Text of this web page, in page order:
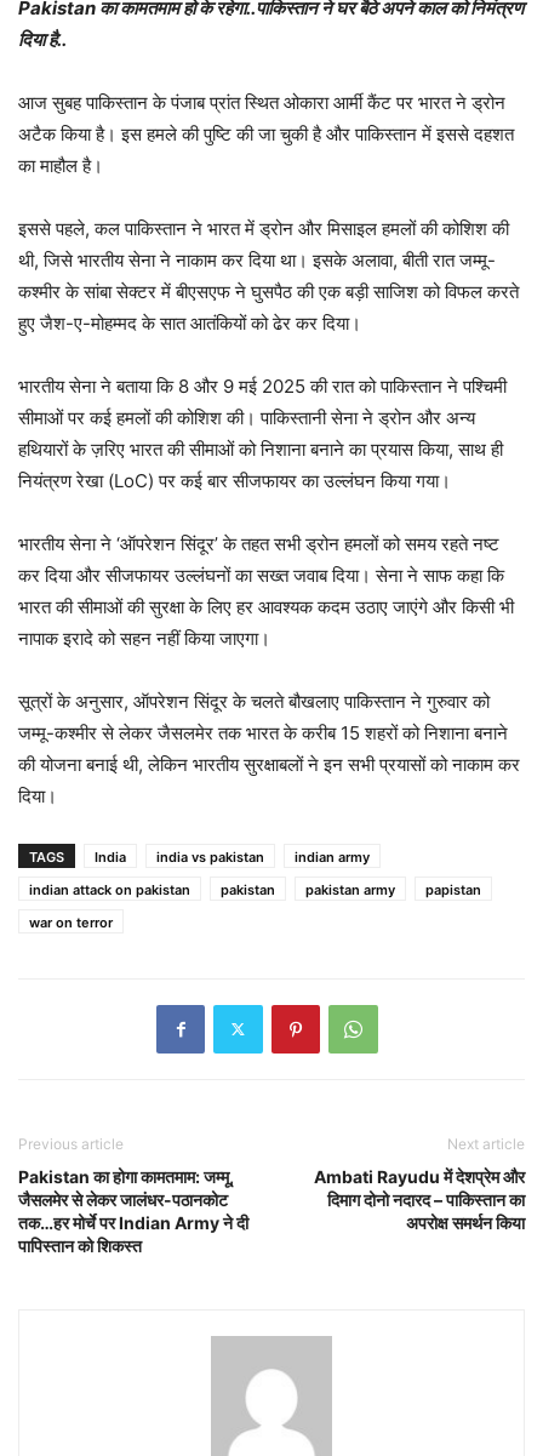
Pakistan का कामतमाम हो के रहेगा..पाकिस्तान ने घर बैठे अपने काल को निमंत्रण
दिया है..
आज सुबह पाकिस्तान के पंजाब प्रांत स्थित ओकारा आर्मी कैंट पर भारत ने ड्रोन
अटैक किया है। इस हमले की पुष्टि की जा चुकी है और पाकिस्तान में इससे दहशत
का माहौल है।
इससे पहले, कल पाकिस्तान ने भारत में ड्रोन और मिसाइल हमलों की कोशिश की
थी, जिसे भारतीय सेना ने नाकाम कर दिया था। इसके अलावा, बीती रात जम्मू-
कश्मीर के सांबा सेक्टर में बीएसएफ ने घुसपैठ की एक बड़ी साजिश को विफल करते
हुए जैश-ए-मोहम्मद के सात आतंकियों को ढेर कर दिया।
भारतीय सेना ने बताया कि 8 और 9 मई 2025 की रात को पाकिस्तान ने पश्चिमी
सीमाओं पर कई हमलों की कोशिश की। पाकिस्तानी सेना ने ड्रोन और अन्य
हथियारों के ज़रिए भारत की सीमाओं को निशाना बनाने का प्रयास किया, साथ ही
नियंत्रण रेखा (LoC) पर कई बार सीजफायर का उल्लंघन किया गया।
भारतीय सेना ने ‘ऑपरेशन सिंदूर’ के तहत सभी ड्रोन हमलों को समय रहते नष्ट
कर दिया और सीजफायर उल्लंघनों का सख्त जवाब दिया। सेना ने साफ कहा कि
भारत की सीमाओं की सुरक्षा के लिए हर आवश्यक कदम उठाए जाएंगे और किसी भी
नापाक इरादे को सहन नहीं किया जाएगा।
सूत्रों के अनुसार, ऑपरेशन सिंदूर के चलते बौखलाए पाकिस्तान ने गुरुवार को
जम्मू-कश्मीर से लेकर जैसलमेर तक भारत के करीब 15 शहरों को निशाना बनाने
की योजना बनाई थी, लेकिन भारतीय सुरक्षाबलों ने इन सभी प्रयासों को नाकाम कर
दिया।
TAGS India india vs pakistan
indian army
indian attack on pakistan
pakistan pakistan army
papistan
war on terror
Previous article
Pakistan का होगा कामतमाम: जम्मू,
जैसलमेर से लेकर जालंधर-पठानकोट
तक…हर मोर्चे पर Indian Army ने दी
पापिस्तान को शिकस्त
Next article
Ambati Rayudu में देशप्रेम और
दिमाग दोनो नदारद – पाकिस्तान का
अपरोक्ष समर्थन किया